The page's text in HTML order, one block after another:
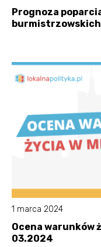
Prognoza
1 marca 2024
Ocena warunków
03.2024